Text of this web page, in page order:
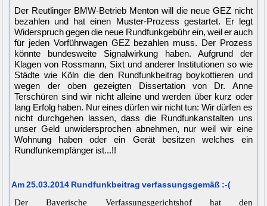
Der Reutlinger BMW-Betrieb Menton will die neue GEZ nicht
bezahlen und hat einen Muster-Prozess gestartet. Er legt
Widerspruch gegen die neue Rundfunkgebühr ein, weil er auch
für jeden Vorführwagen GEZ bezahlen muss. Der Prozess
könnte bundesweite Signalwirkung haben. Aufgrund der
Klagen von Rossmann, Sixt und anderer Institutionen so wie
Städte wie Köln die den Rundfunkbeitrag boykottieren und
wegen der oben gezeigten Dissertation von Dr. Anne
Terschüren sind wir nicht alleine und werden über kurz oder
lang Erfolg haben. Nur eines dürfen wir nicht tun: Wir dürfen es
nicht durchgehen lassen, dass die Rundfunkanstalten uns
unser Geld unwidersprochen abnehmen, nur weil wir eine
Wohnung haben oder ein Gerät besitzen welches ein
Rundfunkempfänger ist...!!
Am 25.03.2014 Rundfunkbeitrag verfassungsgemäß :-(
Der Bayerische Verfassungsgerichtshof hat den